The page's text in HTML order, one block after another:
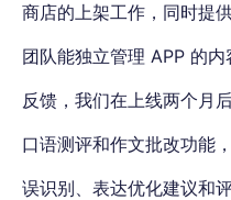
商店的上架工作，同时提
团队能独立管理 APP 的
反馈，我们在上线两个月
口语测评和作文批改功能
误识别、表达优化建议和